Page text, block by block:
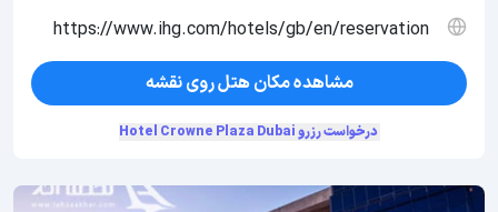
https://www.ihg.com/hotels/gb/en/reservation
مشاهده مکان هتل روی نقشه
درخواست رزرو Hotel Crowne Plaza Dubai